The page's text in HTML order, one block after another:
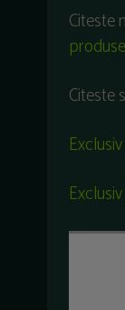
Citeste
Citeste